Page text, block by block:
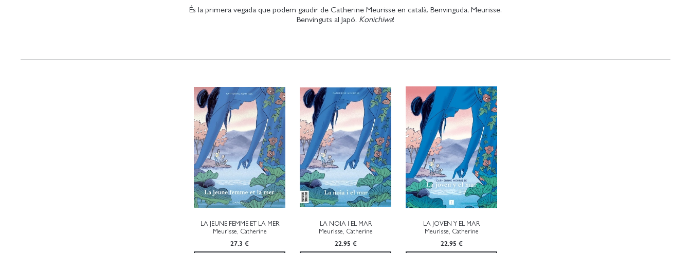
És la primera vegada que podem gaudir de Catherine Meurisse en català. Benvinguda, Meurisse.
Benvinguts al Japó. Konichiwa!
LA JEUNE FEMME ET LA MER
Meurisse, Catherine
27.3 €
LA NOIA I EL MAR
Meurisse, Catherine
22.95 €
LA JOVEN Y EL MAR
Meurisse, Catherine
22.95 €